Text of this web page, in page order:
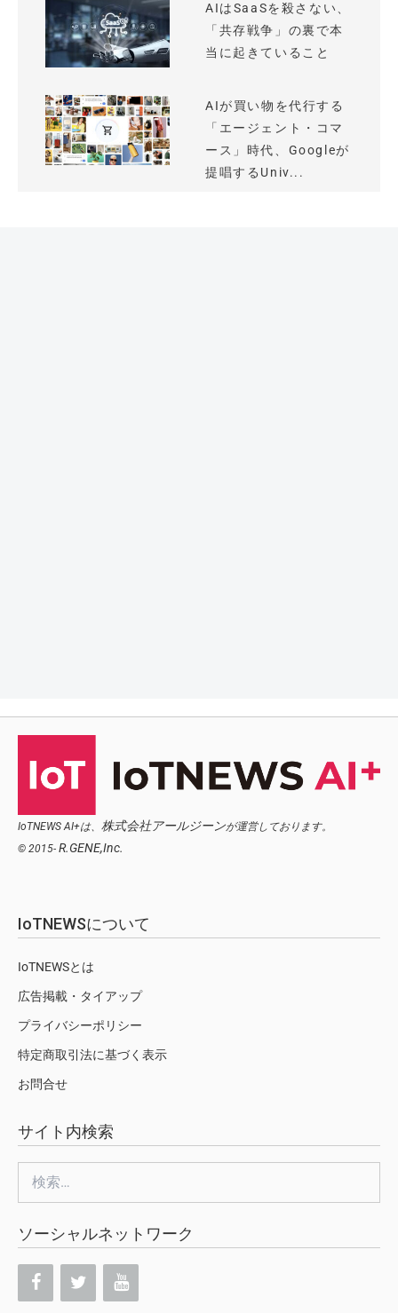
AIはSaaSを殺さない、
「共存戦争」の裏で本
当に起きていること
AIが買い物を代行する
「エージェント・コマ
ース」時代、Googleが
提唱するUniv...
IoTNEWS AI+は、 株式会社アールジーンが運営しております。
© 2015- R.GENE,Inc.
IoTNEWSについて
IoTNEWSとは
広告掲載・タイアップ
プライバシーポリシー
特定商取引法に基づく表示
お問合せ
サイト内検索
索:
ソーシャルネットワーク